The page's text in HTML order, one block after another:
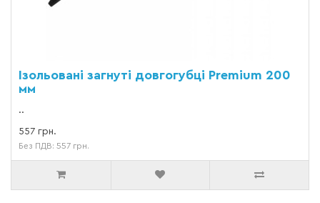
Ізольовані загнуті довгогубці Premium 200
мм
..
557 грн.
Без ПДВ: 557 грн.